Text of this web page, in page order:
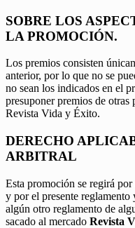
SOBRE LOS
LA PROMOCIÓN.
Los premios consisten
anterior, por lo que no se
no sean los indicados en el
presuponer premios de otras
Revista Vida y Éxito.
DERECHO
ARBITRAL
Esta promoción se regirá
y por el presente
algún otro reglamento de
sacado al mercado Revista